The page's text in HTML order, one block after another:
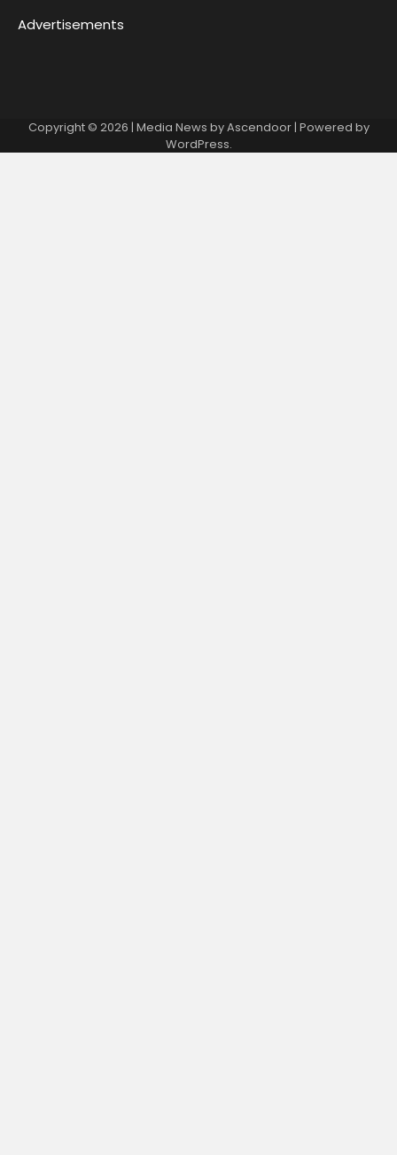
Advertisements
Copyright © 2026 | Media News byAscendoor| Powered by
WordPress.